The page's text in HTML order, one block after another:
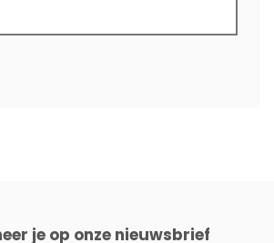
je op onze nieuwsbrief